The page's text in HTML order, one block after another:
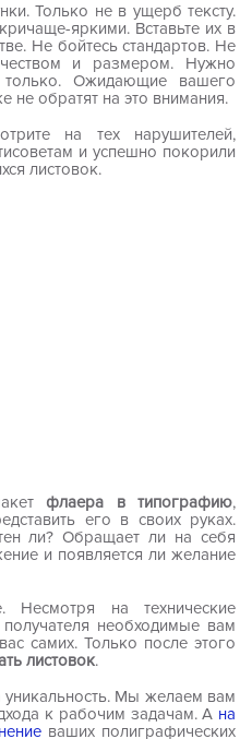
Только не в ущерб тексту.
яркими. Вставьте их в
Не бойтесь стандартов. Не
и размером. Нужно
только. Ожидающие вашего
не обратят на это внимания.
на тех нарушителей,
и успешно покорили
листовок.
флаера в типографию,
его в своих руках.
ли? Обращает ли на себя
и появляется ли желание
Несмотря на технические
необходимые вам
самих. Только после этого
листовок.
уникальность. Мы желаем вам
к рабочим задачам. А на
ваших полиграфических